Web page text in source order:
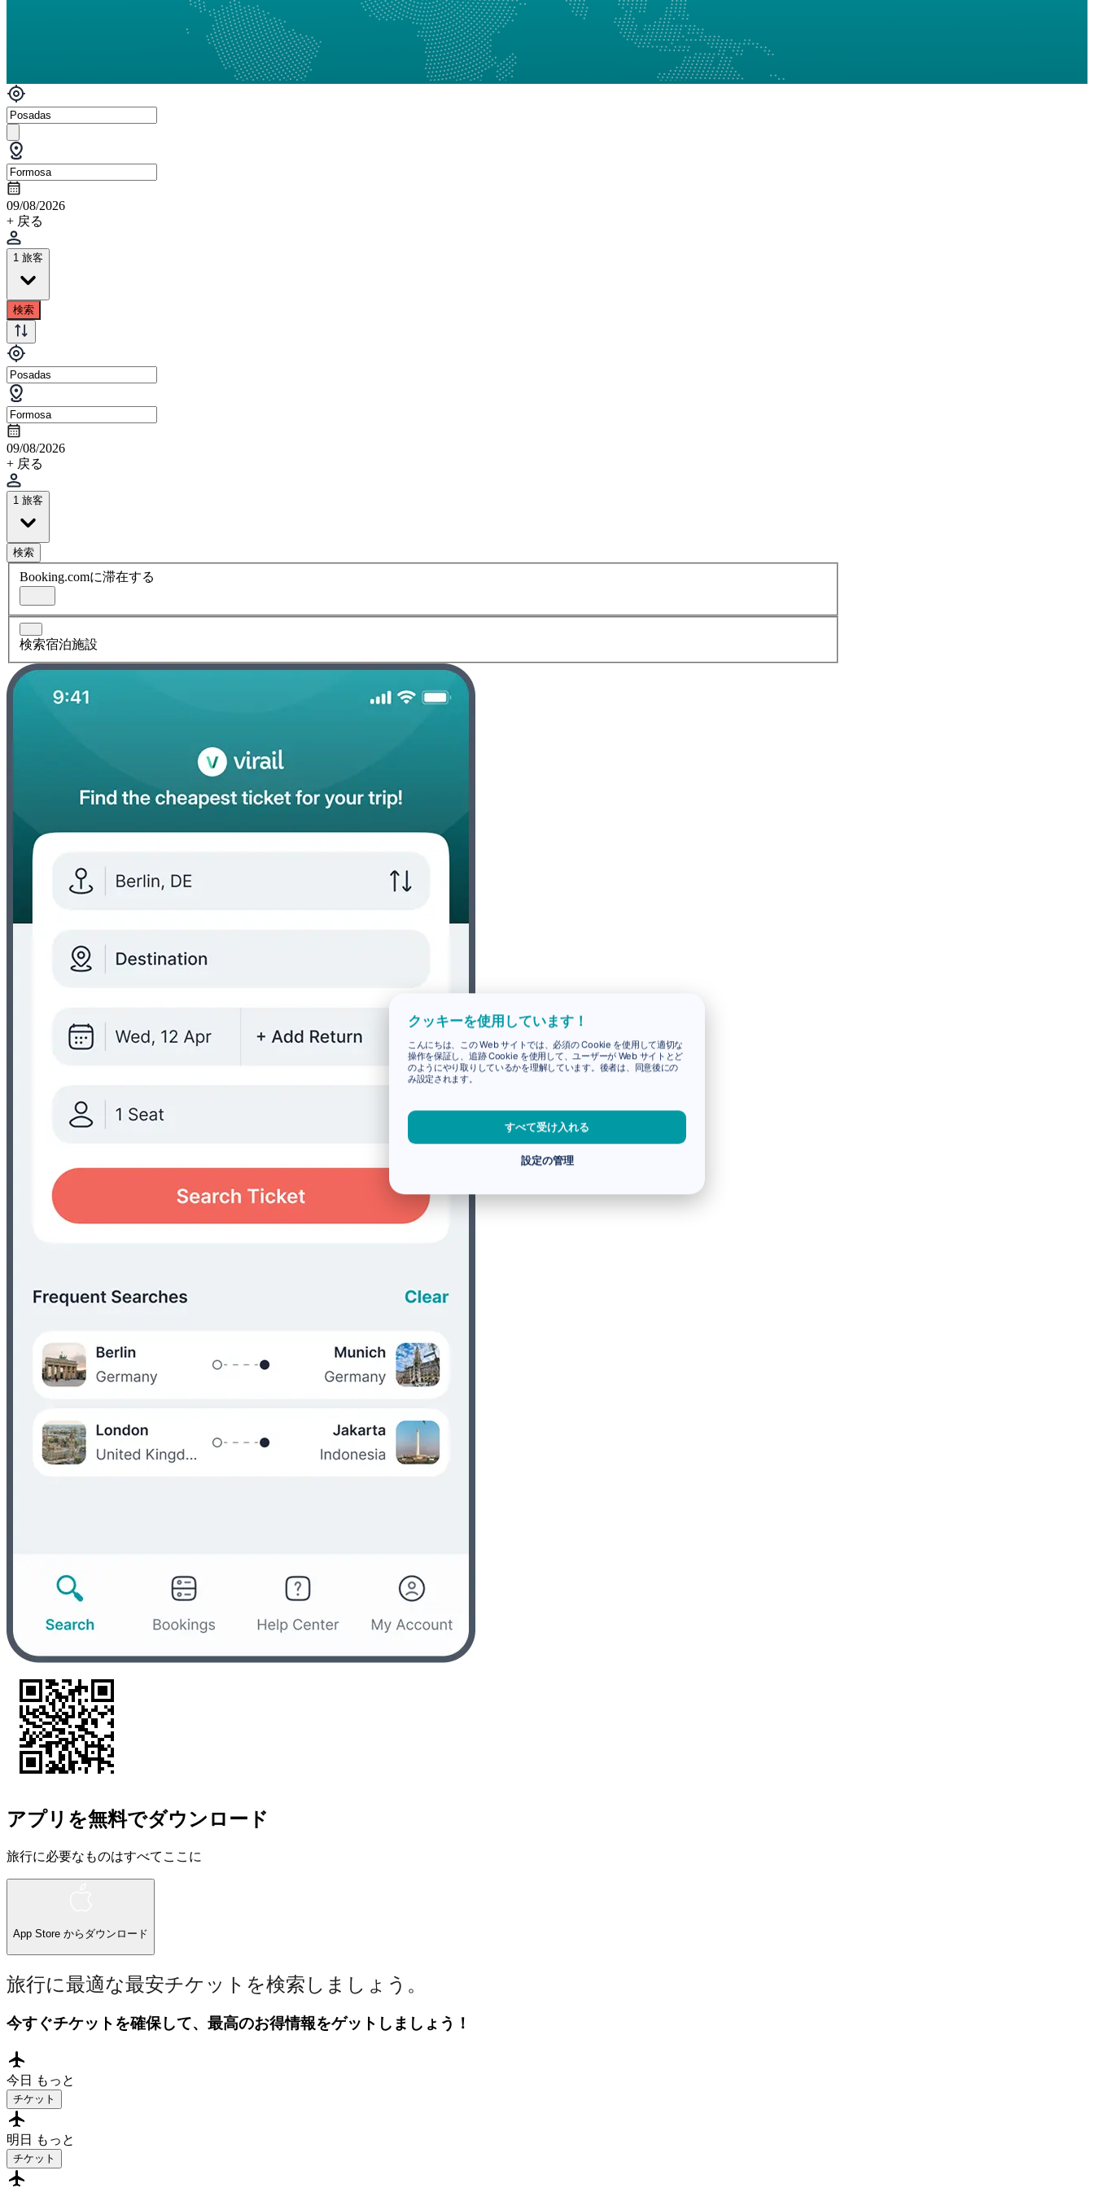
09/08/2026
+ 戻る
1 旅客
検索
09/08/2026
+ 戻る
1 旅客
検索
Booking.comに滞在する
検索宿泊施設
アプリを無料でダウンロード
旅行に必要なものはすべてここに
App Store からダウンロード
旅行に最適な最安チケットを検索しましょう。
今すぐチケットを確保して、最高のお得情報をゲットしましょう！
今日 もっと
チケット
明日 もっと
チケット
クッキーを使用しています！
こんにちは、この Web サイトでは、必須の Cookie を使用して適切な
操作を保証し、追跡 Cookie を使用して、ユーザーが Web サイトとど
のようにやり取りしているかを理解しています。後者は、同意後にの
み設定されます。
すべて受け入れる
設定の管理